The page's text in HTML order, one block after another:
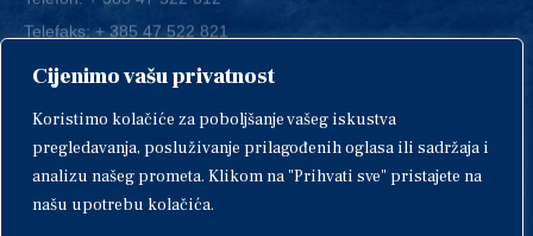
Cijenimo vašu privatnost
Koristimo kolačiće za poboljšanje vašeg iskustva
pregledavanja, posluživanje prilagođenih oglasa ili sadržaja i
analizu našeg prometa. Klikom na "Prihvati sve" pristajete na
našu upotrebu kolačića.
E-mail:grad-ogulin@ogulin.hr
IBAN: HR1424020061829700009